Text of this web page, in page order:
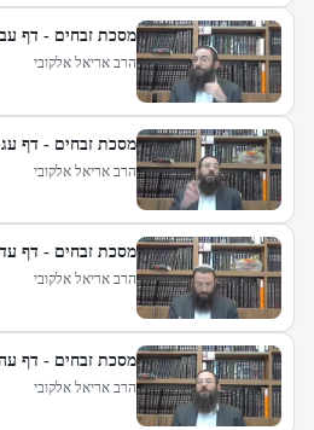
מסכת זבחים - דף עב
הרב אריאל אלקובי
מסכת זבחים - דף עג
הרב אריאל אלקובי
מסכת זבחים - דף עד
הרב אריאל אלקובי
מסכת זבחים - דף
הרב אריאל אלקובי